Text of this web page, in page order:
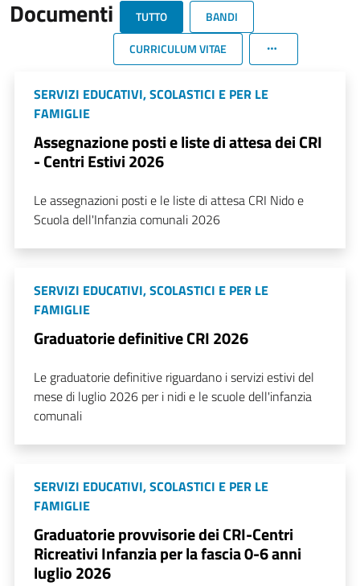
Documenti TUTTO
BANDI
CURRICULUM VITAE
SERVIZI EDUCATIVI, SCOLASTICI E PER LE
FAMIGLIE
Assegnazione posti e liste di attesa dei CRI
- Centri Estivi 2026
Le assegnazioni posti e le liste di attesa CRI Nido e
Scuola dell'Infanzia comunali 2026
SERVIZI EDUCATIVI, SCOLASTICI E PER LE
FAMIGLIE
Graduatorie definitive CRI 2026
Le graduatorie definitive riguardano i servizi estivi del
mese di luglio 2026 per i nidi e le scuole dell'infanzia
comunali
SERVIZI EDUCATIVI, SCOLASTICI E PER LE
FAMIGLIE
Graduatorie provvisorie dei CRI-Centri
Ricreativi Infanzia per la fascia 0-6 anni
luglio 2026